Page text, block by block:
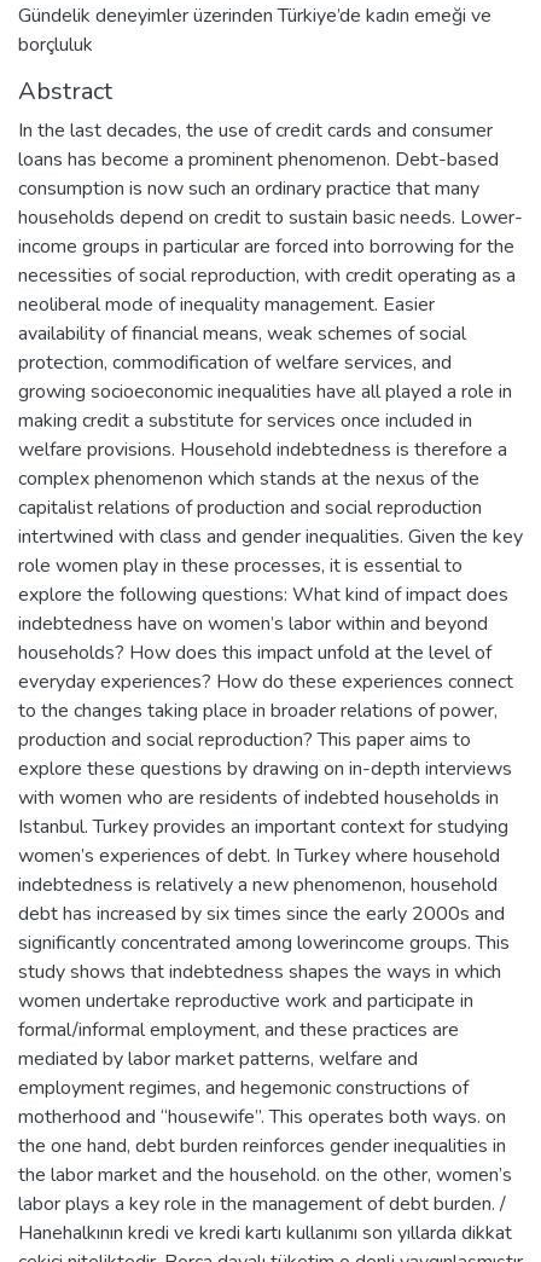
Gündelik deneyimler üzerinden Türkiye’de kadın emeği ve
borçluluk
Abstract
In the last decades, the use of credit cards and consumer
loans has become a prominent phenomenon. Debt-based
consumption is now such an ordinary practice that many
households depend on credit to sustain basic needs. Lower-
income groups in particular are forced into borrowing for the
necessities of social reproduction, with credit operating as a
neoliberal mode of inequality management. Easier
availability of financial means, weak schemes of social
protection, commodification of welfare services, and
growing socioeconomic inequalities have all played a role in
making credit a substitute for services once included in
welfare provisions. Household indebtedness is therefore a
complex phenomenon which stands at the nexus of the
capitalist relations of production and social reproduction
intertwined with class and gender inequalities. Given the key
role women play in these processes, it is essential to
explore the following questions: What kind of impact does
indebtedness have on women’s labor within and beyond
households? How does this impact unfold at the level of
everyday experiences? How do these experiences connect
to the changes taking place in broader relations of power,
production and social reproduction? This paper aims to
explore these questions by drawing on in-depth interviews
with women who are residents of indebted households in
Istanbul. Turkey provides an important context for studying
women’s experiences of debt. In Turkey where household
indebtedness is relatively a new phenomenon, household
debt has increased by six times since the early 2000s and
significantly concentrated among lowerincome groups. This
study shows that indebtedness shapes the ways in which
women undertake reproductive work and participate in
formal/informal employment, and these practices are
mediated by labor market patterns, welfare and
employment regimes, and hegemonic constructions of
motherhood and “housewife”. This operates both ways. on
the one hand, debt burden reinforces gender inequalities in
the labor market and the household. on the other, women’s
labor plays a key role in the management of debt burden. /
Hanehalkının kredi ve kredi kartı kullanımı son yıllarda dikkat